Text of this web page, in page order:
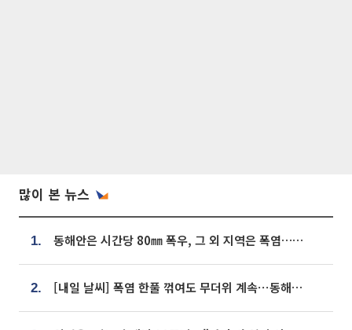
많이 본 뉴스
1. 동해안은 시간당 80㎜ 폭우, 그 외 지역은 폭염…‘극과 극 날씨’
2. [내일 날씨] 폭염 한풀 꺾여도 무더위 계속⋯동해안 이틀 연속 비